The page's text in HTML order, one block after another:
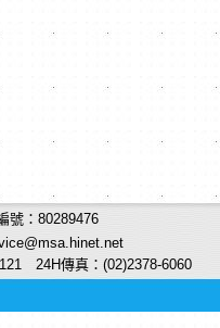
號：80289476
24H傳真：(02)2378-6060